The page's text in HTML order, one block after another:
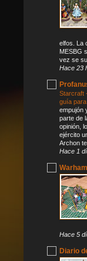
elfos. La
MESBG
vez se
Hace 23
Starcraft
guía
empujón
parte de
opinión,
ejército
Archon
Hace 1
Hace 5
Diario